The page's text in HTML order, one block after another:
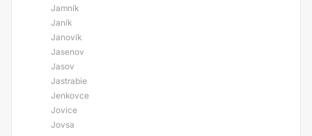
Jamník
Janík
Janovík
Jasenov
Jasov
Jastrabie
Jenkovce
Jovice
Jovsa